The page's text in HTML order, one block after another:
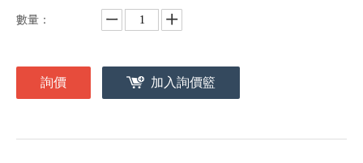
數量：
詢價 加入詢價籃